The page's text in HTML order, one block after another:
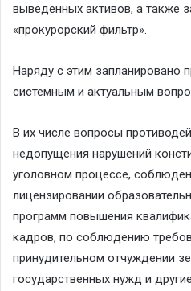
выведенных активов, а также
«прокурорский фильтр».
Наряду с этим запланировано
системным и актуальным
В их числе вопросы
недопущения нарушений
уголовном процессе,
лицензировании
программ повышения
кадров, по соблюдению
принудительном отчуждении
государственных нужд и